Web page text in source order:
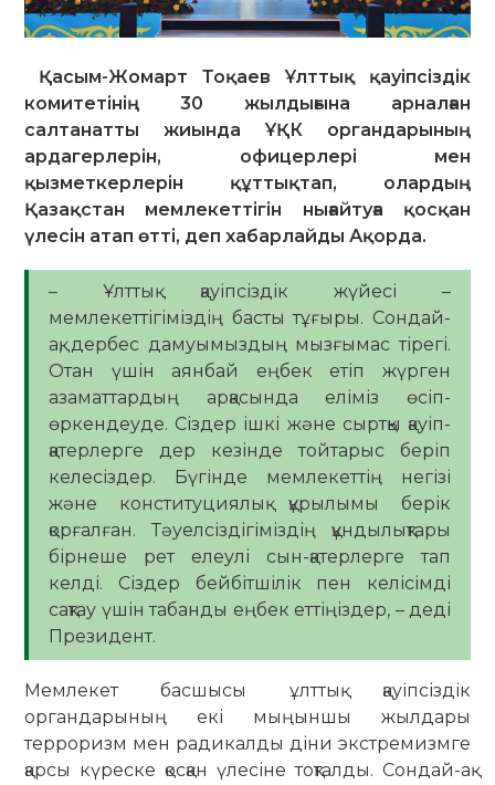
Қасым-Жомарт Тоқаев Ұлттық қауіпсіздік
комитетінің 30 жылдығына арналған
салтанатты жиында ҰҚК органдарының
ардагерлерін, офицерлері мен
қызметкерлерін құттықтап, олардың
Қазақстан мемлекеттігін нығайтуға қосқан
үлесін атап өтті, деп хабарлайды Ақорда.
– Ұлттық қауіпсіздік жүйесі –
мемлекеттігіміздің басты тұғыры. Сондай-
ақ, дербес дамуымыздың мызғымас тірегі.
Отан үшін аянбай еңбек етіп жүрген
азаматтардың арқасында еліміз өсіп-
өркендеуде. Сіздер ішкі және сыртқы қауіп-
қатерлерге дер кезінде тойтарыс беріп
келесіздер. Бүгінде мемлекеттің негізі
және конституциялық құрылымы берік
қорғалған. Тәуелсіздігіміздің құндылықтары
бірнеше рет елеулі сын-қатерлерге тап
келді. Сіздер бейбітшілік пен келісімді
сақтау үшін табанды еңбек еттіңіздер, – деді
Президент.
Мемлекет басшысы ұлттық қауіпсіздік
органдарының екі мыңыншы жылдары
терроризм мен радикалды діни экстремизмге
қарсы күреске қосқан үлесіне тоқталды. Сондай-ақ